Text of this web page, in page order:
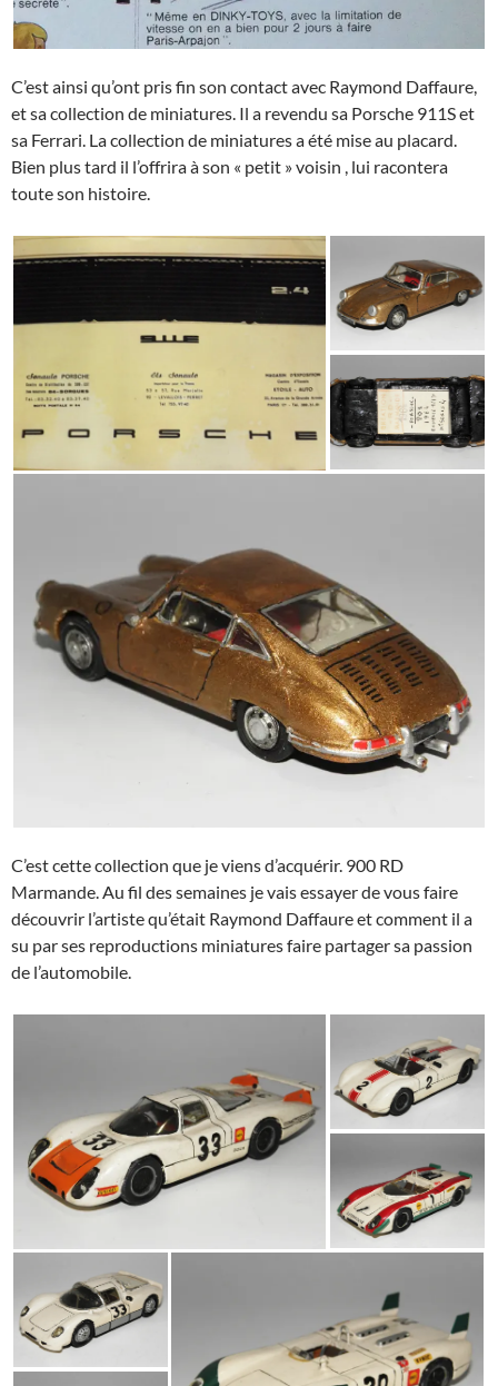
C’est ainsi qu’ont pris fin son contact avec Raymond Daffaure,
et sa collection de miniatures. Il a revendu sa Porsche 911S et
sa Ferrari. La collection de miniatures a été mise au placard.
Bien plus tard il l’offrira à son « petit » voisin , lui racontera
toute son histoire.
C’est cette collection que je viens d’acquérir. 900 RD
Marmande. Au fil des semaines je vais essayer de vous faire
découvrir l’artiste qu’était Raymond Daffaure et comment il a
su par ses reproductions miniatures faire partager sa passion
de l’automobile.